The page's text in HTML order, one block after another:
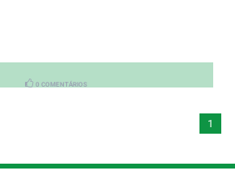
0 COMENTÁRIOS
1